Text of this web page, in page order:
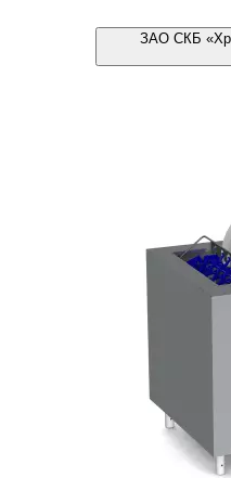
ЗАО СКБ